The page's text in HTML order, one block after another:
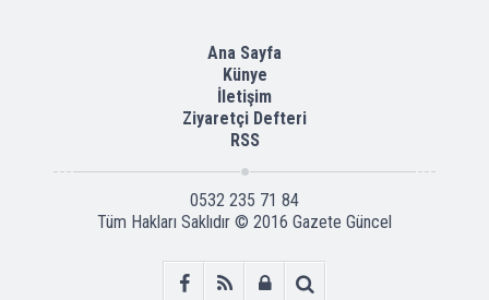
Ana Sayfa
Künye
İletişim
Ziyaretçi Defteri
RSS
0532 235 71 84
Tüm Hakları Saklıdır © 2016 Gazete Güncel